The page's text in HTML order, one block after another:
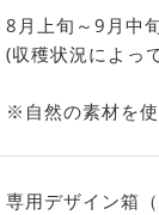
8月上旬～9月中
(収穫状況によっ
※自然の素材を
専用デザイン箱